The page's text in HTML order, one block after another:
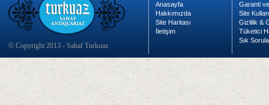
© Copyright 2013 - Sahaf Turkuaz
Anasayfa
Hakkımızda
Site Haritası
İletişim
Garanti
Site
Gizlilik &
Tüketici
Sık